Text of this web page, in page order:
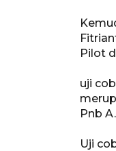
Pilot
uji
Pnb
Uji